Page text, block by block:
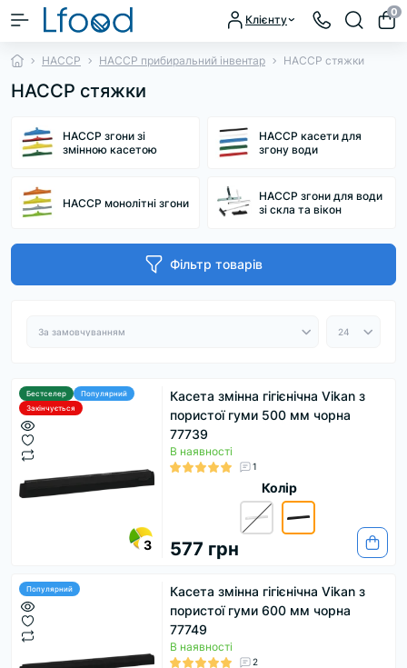
Клієнту
0
HACCP HACCP прибиральний інвентар HACCP стяжки
HACCP стяжки
HACCP згони зі
змінною касетою
HACCP касети для
згону води
HACCP монолітні згони
HACCP згони для води
зі скла та вікон
Фільтр товарів
Бестселер
Популярний
Закінчується
3
Касета змінна гігієнічна Vikan з
пористої гуми 500 мм чорна
77739
В наявності
1
Колір
577 грн
Популярний
Касета змінна гігієнічна Vikan з
пористої гуми 600 мм чорна
77749
В наявності
2